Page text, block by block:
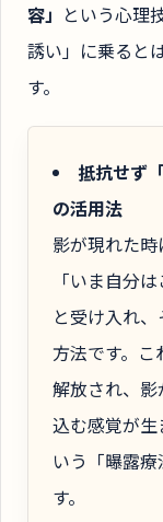
容」 という心理
誘い」に乗ると
す。
抵抗せず
の活用法
影が現れた時
「いま自分
と受け入れ
方法です。こ
解放され、
込む感覚が
いう「曝露
す。